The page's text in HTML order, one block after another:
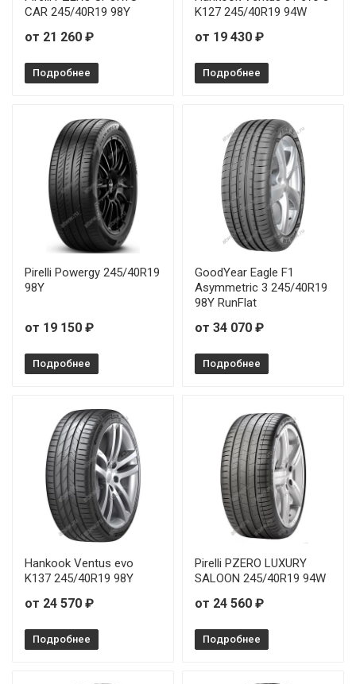
CAR 245/40R19 98Y
от 21 260 ₽
Подробнее
K127 245/40R19 94W
от 19 430 ₽
Подробнее
Pirelli Powergy 245/40R19
98Y
от 19 150 ₽
Подробнее
GoodYear Eagle F1
Asymmetric 3 245/40R19
98Y RunFlat
от 34 070 ₽
Подробнее
Hankook Ventus evo
K137 245/40R19 98Y
от 24 570 ₽
Подробнее
Pirelli PZERO LUXURY
SALOON 245/40R19 94W
от 24 560 ₽
Подробнее